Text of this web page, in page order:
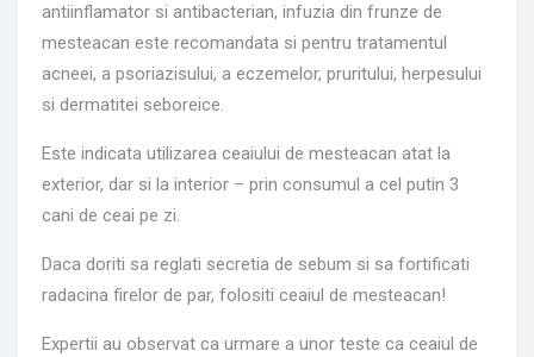
antiinflamator si antibacterian, infuzia din frunze de
mesteacan este recomandata si pentru tratamentul
acneei, a psoriazisului, a eczemelor, pruritului, herpesului
si dermatitei seboreice.
Este indicata utilizarea ceaiului de mesteacan atat la
exterior, dar si la interior – prin consumul a cel putin 3
cani de ceai pe zi.
Daca doriti sa reglati secretia de sebum si sa fortificati
radacina firelor de par, folositi ceaiul de mesteacan!
Expertii au observat ca urmare a unor teste ca ceaiul de